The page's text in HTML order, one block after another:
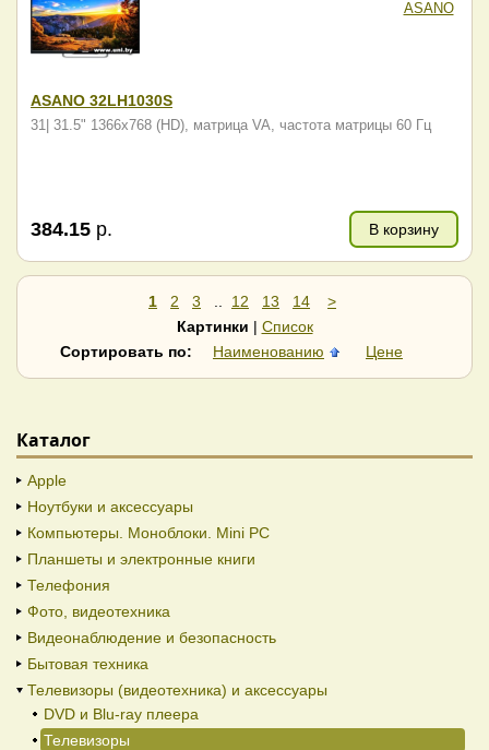
ASANO
ASANO 32LH1030S
31| 31.5" 1366x768 (HD), матрица VA, частота матрицы 60 Гц
384.15 р. В корзину
1 2 3 12 13 14
>
Картинки | Список
Сортировать по:
Наименованию Цене
Каталог
Apple
Ноутбуки и аксессуары
Компьютеры. Моноблоки. Mini PC
Планшеты и электронные книги
Телефония
Фото, видеотехника
Видеонаблюдение и безопасность
Бытовая техника
Телевизоры (видеотехника) и аксессуары
DVD и Blu-ray плеера
Телевизоры